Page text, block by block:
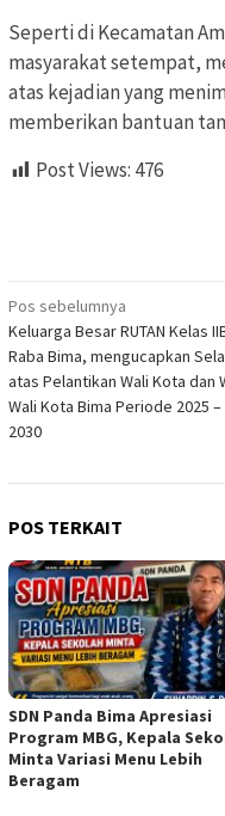
Seperti di Kecamatan
masyarakat setempat,
atas kejadian yang
memberikan bantuan
Post Views: 476
Navigasi
pos
Pos sebelumnya
Keluarga Besar RUTAN Kelas
Raba Bima, mengucapkan
atas Pelantikan Wali Kota dan
Wali Kota Bima Periode 2025 –
2030
POS TERKAIT
SDN Panda Bima Apresiasi
Program MBG, Kepala
Minta Variasi Menu Lebih
Beragam